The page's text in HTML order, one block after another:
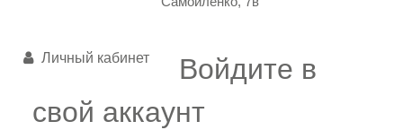
Личный кабинет
Войдите в
свой аккаунт